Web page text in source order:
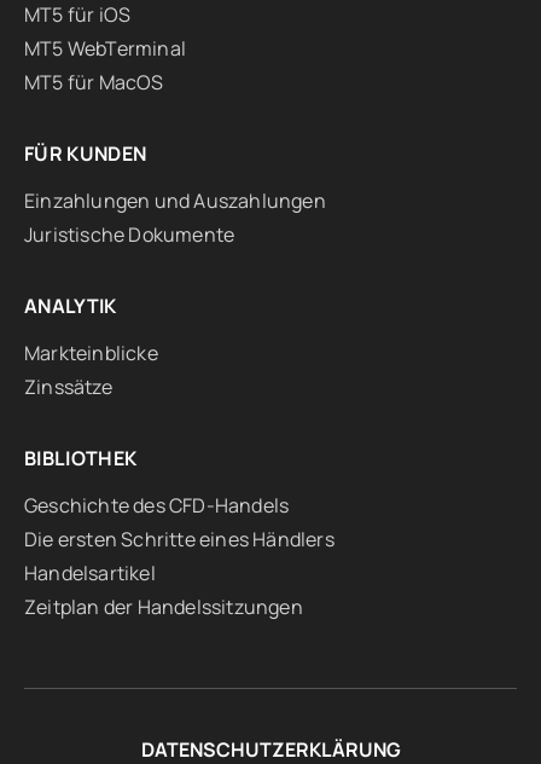
MT5 für iOS
MT5 WebTerminal
MT5 für MacOS
FÜR KUNDEN
Einzahlungen und Auszahlungen
Juristische Dokumente
ANALYTIK
Markteinblicke
Zinssätze
BIBLIOTHEK
Geschichte des CFD-Handels
Die ersten Schritte eines Händlers
Handelsartikel
Zeitplan der Handelssitzungen
DATENSCHUTZERKLÄRUNG